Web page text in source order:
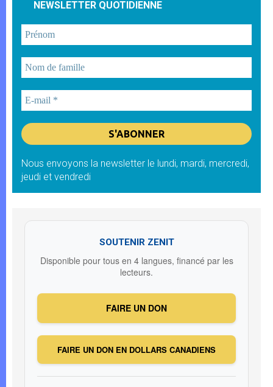
NEWSLETTER QUOTIDIENNE
Nous envoyons la newsletter le lundi, mardi, mercredi,
jeudi et vendredi
SOUTENIR ZENIT
Disponible pour tous en 4 langues, financé par les
lecteurs.
FAIRE UN DON
FAIRE UN DON EN DOLLARS CANADIENS